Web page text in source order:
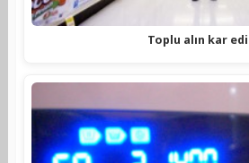
Toplu alın kar